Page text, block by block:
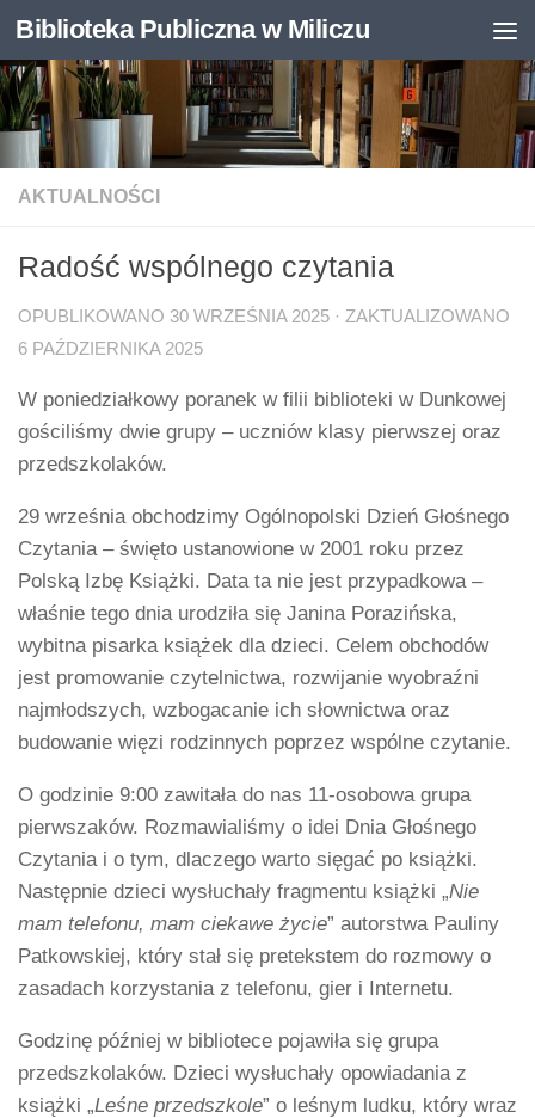
Otwórz pasek narzędzi
Skip to content
Biblioteka Publiczna w Miliczu
AKTUALNOŚCI
Radość wspólnego czytania
OPUBLIKOWANO 30 WRZEŚNIA 2025 · ZAKTUALIZOWANO
6 PAŹDZIERNIKA 2025
W poniedziałkowy poranek w filii biblioteki w Dunkowej
gościliśmy dwie grupy – uczniów klasy pierwszej oraz
przedszkolaków.
29 września obchodzimy Ogólnopolski Dzień Głośnego
Czytania – święto ustanowione w 2001 roku przez
Polską Izbę Książki. Data ta nie jest przypadkowa –
właśnie tego dnia urodziła się Janina Porazińska,
wybitna pisarka książek dla dzieci. Celem obchodów
jest promowanie czytelnictwa, rozwijanie wyobraźni
najmłodszych, wzbogacanie ich słownictwa oraz
budowanie więzi rodzinnych poprzez wspólne czytanie.
O godzinie 9:00 zawitała do nas 11-osobowa grupa
pierwszaków. Rozmawialiśmy o idei Dnia Głośnego
Czytania i o tym, dlaczego warto sięgać po książki.
Następnie dzieci wysłuchały fragmentu książki „Nie
mam telefonu, mam ciekawe życie” autorstwa Pauliny
Patkowskiej, który stał się pretekstem do rozmowy o
zasadach korzystania z telefonu, gier i Internetu.
Godzinę później w bibliotece pojawiła się grupa
przedszkolaków. Dzieci wysłuchały opowiadania z
książki „Leśne przedszkole” o leśnym ludku, który wraz